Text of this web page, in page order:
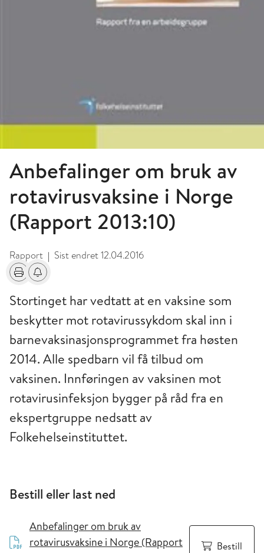
Anbefalinger om bruk av
rotavirusvaksine i Norge
(Rapport 2013:10)
Rapport | Sist endret12.04.2016
Skriv utFå varsel om endringer
Stortinget har vedtatt at en vaksine som
beskytter mot rotavirussykdom skal inn i
barnevaksinasjonsprogrammet fra høsten
2014. Alle spedbarn vil få tilbud om
vaksinen. Innføringen av vaksinen mot
rotavirusinfeksjon bygger på råd fra en
ekspertgruppe nedsatt av
Folkehelseinstituttet.
Bestill eller last ned
Anbefalinger om bruk av
rotavirusvaksine i Norge (Rapport
Bestill